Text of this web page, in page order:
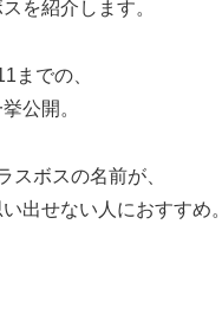
を紹介します。
までの、
公開。
スボスの名前が、
出せない人におすすめ。